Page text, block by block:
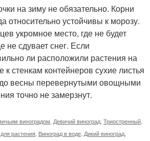
на зиму не обязательно. Корни
относительно устойчивы к морозу.
укромное место, где не будет
не сдувает снег. Если
ли расположили растения на
к стенкам контейнеров сухие листья
до весны перевернутыми овощными
точно не замерзнут.
виноградом Девичий виноград Триостренный
растения Виноград в воде Дикий виноград